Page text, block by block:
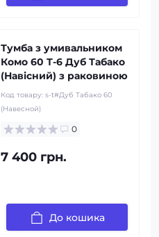
Тумба з умивальником
Комо 60 Т-6 Дуб Табако
(Навісний) з раковиною
Код товару: s-t#Дуб Табако 60
(Навесной)
0
7 400 грн.
До кошика